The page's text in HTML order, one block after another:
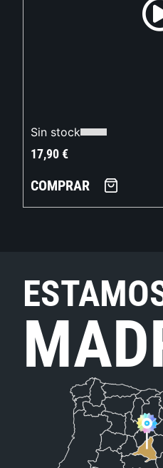
Sin stock
17,90€
COMPRAR